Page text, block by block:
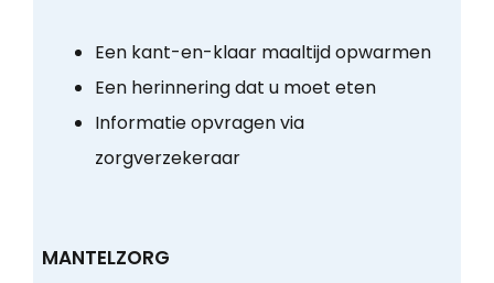
Een kant-en-klaar maaltijd opwarmen
Een herinnering dat u moet eten
Informatie opvragen via
zorgverzekeraar
MANTELZORG